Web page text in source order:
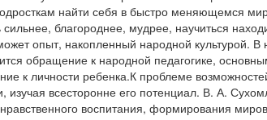
доктрине образования» в качестве одной
здорового образа жизни и отмечается
их культур, традиций в самосохранении и
средство становления у подрастающего
задач могут быть сфокусированы в
методической литературы
возраста - процесс воспитания не
найти себя в быстро меняющемся
благороднее, мудрее, научиться
опыт, накопленный народной культурой. В
обращение к народной педагогике,
к личности ребенка.К проблеме
изучая всесторонне его потенциал. В. А.
воспитания, формирования